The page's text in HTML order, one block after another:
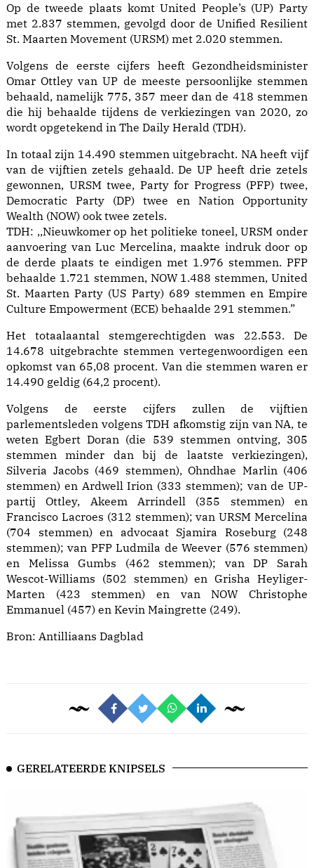
Op de tweede plaats komt United People’s (UP) Party
met 2.837 stemmen, gevolgd door de Unified Resilient
St. Maarten Movement (URSM) met 2.020 stemmen.
Volgens de eerste cijfers heeft Gezondheidsminister
Omar Ottley van UP de meeste persoonlijke stemmen
behaald, namelijk 775, 357 meer dan de 418 stemmen
die hij behaalde tijdens de verkiezingen van 2020, zo
wordt opgetekend in The Daily Herald (TDH).
In totaal zijn 14.490 stemmen uitgebracht. NA heeft vijf
van de vijftien zetels gehaald. De UP heeft drie zetels
gewonnen, URSM twee, Party for Progress (PFP) twee,
Democratic Party (DP) twee en Nation Opportunity
Wealth (NOW) ook twee zetels.
TDH: ,,Nieuwkomer op het politieke toneel, URSM onder
aanvoering van Luc Mercelina, maakte indruk door op
de derde plaats te eindigen met 1.976 stemmen. PFP
behaalde 1.721 stemmen, NOW 1.488 stemmen, United
St. Maarten Party (US Party) 689 stemmen en Empire
Culture Empowerment (ECE) behaalde 291 stemmen.”
Het totaalaantal stemgerechtigden was 22.553. De
14.678 uitgebrachte stemmen vertegenwoordigen een
opkomst van 65,08 procent. Van die stemmen waren er
14.490 geldig (64,2 procent).
Volgens de eerste cijfers zullen de vijftien
parlementsleden volgens TDH afkomstig zijn van NA, te
weten Egbert Doran (die 539 stemmen ontving, 305
stemmen minder dan bij de laatste verkiezingen),
Silveria Jacobs (469 stemmen), Ohndhae Marlin (406
stemmen) en Ardwell Irion (333 stemmen); van de UP-
partij Ottley, Akeem Arrindell (355 stemmen) en
Francisco Lacroes (312 stemmen); van URSM Mercelina
(704 stemmen) en advocaat Sjamira Roseburg (248
stemmen); van PFP Ludmila de Weever (576 stemmen)
en Melissa Gumbs (462 stemmen); van DP Sarah
Wescot-Williams (502 stemmen) en Grisha Heyliger-
Marten (423 stemmen) en van NOW Christophe
Emmanuel (457) en Kevin Maingrette (249).
Bron: Antilliaans Dagblad
GERELATEERDE KNIPSELS